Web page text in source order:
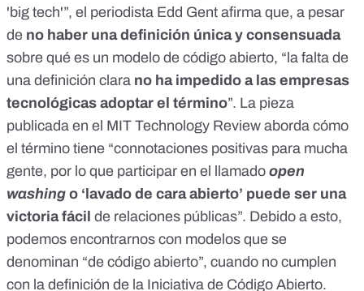
'big tech'”, el periodista Edd Gent afirma que, a pesar
de no haber una definición única y consensuada
sobre qué es un modelo de código abierto, “la falta de
una definición clara no ha impedido a las empresas
tecnológicas adoptar el término”. La pieza
publicada en el MIT Technology Review aborda cómo
el término tiene “connotaciones positivas para mucha
gente, por lo que participar en el llamado open
washing o ‘lavado de cara abierto’ puede ser una
victoria fácil de relaciones públicas”. Debido a esto,
podemos encontrarnos con modelos que se
denominan “de código abierto”, cuando no cumplen
con la definición de la Iniciativa de Código Abierto.